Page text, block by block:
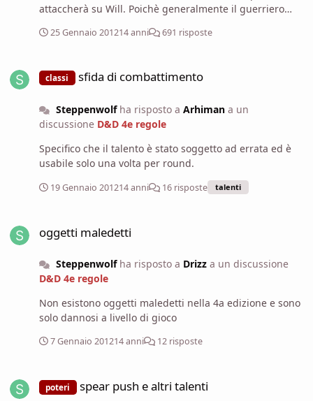
attaccherà su Will. Poichè generalmente il guerriero
elevata, ecco che hai quello che cerchi. Le difese
di timer a fortuna che è un po' scocciante.
25 Gennaio 201214 anni 691 risposte
classi sfida di combattimento
Steppenwolfha risposto a Arhimana un
discussione D&D 4e regole
Specifico che il talento è stato soggetto ad errata ed è
usabile solo una volta per round.
19 Gennaio 201214 anni 16 risposte talenti
oggetti maledetti
Steppenwolfha risposto a Drizza un discussione
D&D 4e regole
Non esistono oggetti maledetti nella 4a edizione e sono
solo dannosi a livello di gioco
7 Gennaio 201214 anni 12 risposte
poteri spear push e altri talenti